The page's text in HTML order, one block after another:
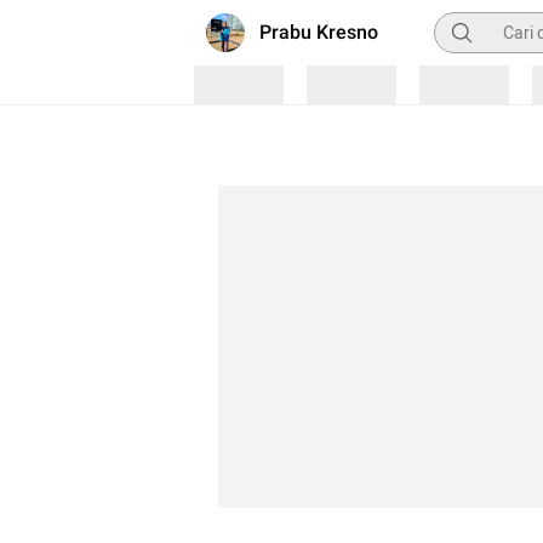
Prabu Kresno Pencarian